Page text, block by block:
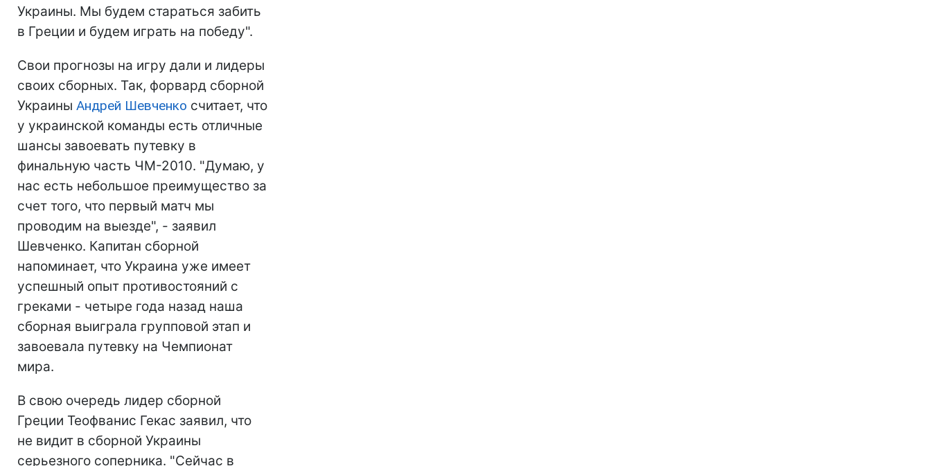
Украины. Мы будем стараться забить
в Греции и будем играть на победу".
Свои прогнозы на игру дали и лидеры
своих сборных. Так, форвард сборной
Украины Андрей Шевченко считает, что
у украинской команды есть отличные
шансы завоевать путевку в
финальную часть ЧМ-2010. "Думаю, у
нас есть небольшое преимущество за
счет того, что первый матч мы
проводим на выезде", - заявил
Шевченко. Капитан сборной
напоминает, что Украина уже имеет
успешный опыт противостояний с
греками - четыре года назад наша
сборная выиграла групповой этап и
завоевала путевку на Чемпионат
мира.
В свою очередь лидер сборной
Греции Теофванис Гекас заявил, что
не видит в сборной Украины
серьезного соперника. "Сейчас в